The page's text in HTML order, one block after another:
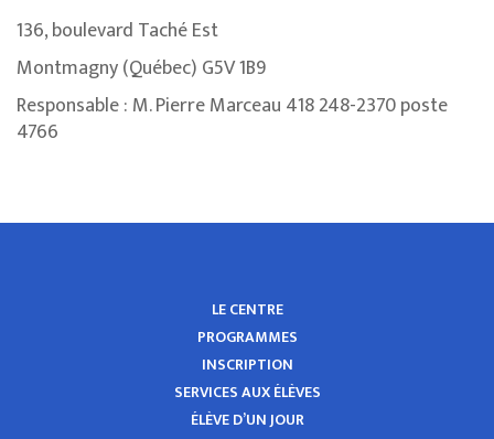
136, boulevard Taché Est
Montmagny (Québec) G5V 1B9
Responsable : M. Pierre Marceau 418 248-2370 poste
4766
LE CENTRE
PROGRAMMES
INSCRIPTION
SERVICES AUX ÉLÈVES
ÉLÈVE D’UN JOUR